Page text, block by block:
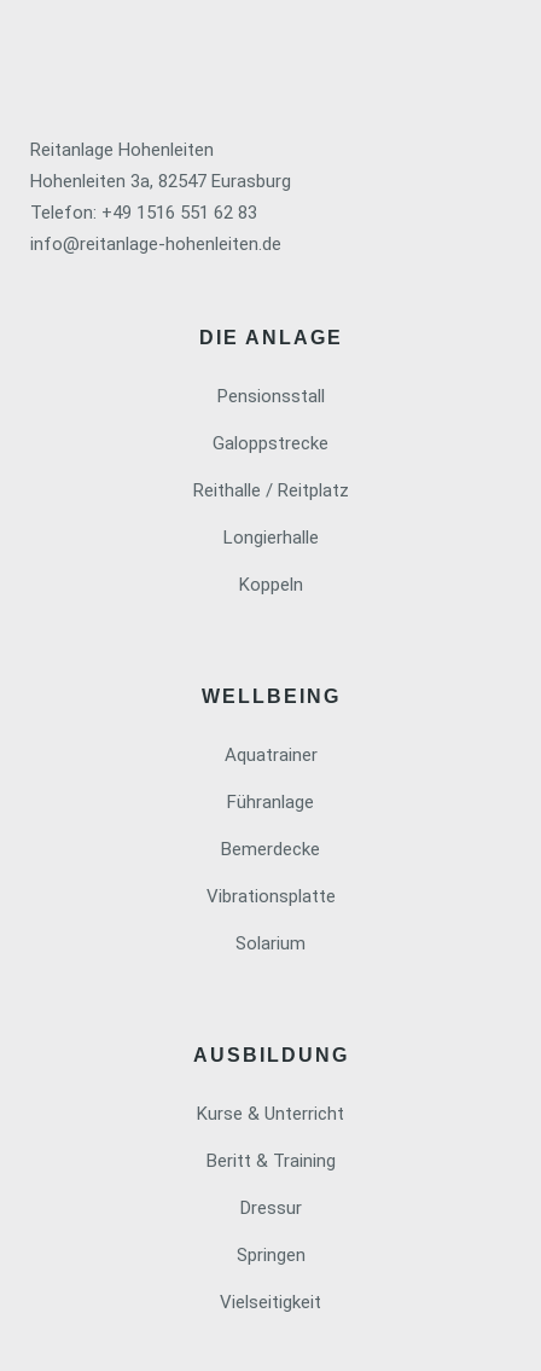
Reitanlage Hohenleiten
Hohenleiten 3a, 82547 Eurasburg
Telefon: +49 1516 551 62 83
info@reitanlage-hohenleiten.de
DIE ANLAGE
Pensionsstall
Galoppstrecke
Reithalle / Reitplatz
Longierhalle
Koppeln
WELLBEING
Aquatrainer
Führanlage
Bemerdecke
Vibrationsplatte
Solarium
AUSBILDUNG
Kurse & Unterricht
Beritt & Training
Dressur
Springen
Vielseitigkeit